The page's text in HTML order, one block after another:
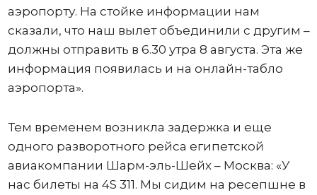
аэропорту. На стойке информации нам
сказали, что наш вылет объединили с другим –
должны отправить в 6.30 утра 8 августа. Эта же
информация появилась и на онлайн-табло
аэропорта».
Тем временем возникла задержка и еще
одного разворотного рейса египетской
авиакомпании Шарм-эль-Шейх – Москва: «У
нас билеты на 4S 311. Мы сидим на ресепшне в